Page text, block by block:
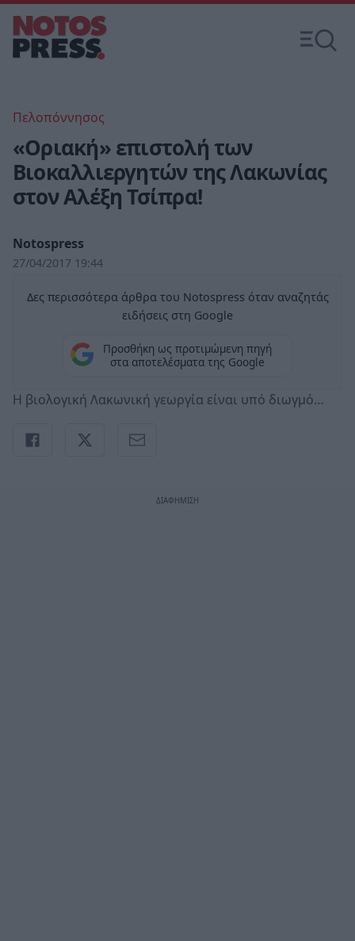
Πελοπόννησος
«Οριακή» επιστολή των
Βιοκαλλιεργητών της Λακωνίας
στον Αλέξη Τσίπρα!
Notospress
27/04/2017 19:44
Δες περισσότερα άρθρα του Notospress όταν αναζητάς
ειδήσεις στη Google
Προσθήκη ως προτιμώμενη πηγή
στα αποτελέσματα της Google
Η βιολογική Λακωνική γεωργία είναι υπό διωγμό…